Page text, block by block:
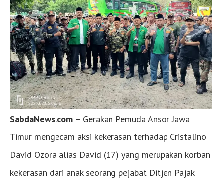
SabdaNews.com – Gerakan Pemuda Ansor Jawa
Timur mengecam aksi kekerasan terhadap Cristalino
David Ozora alias David (17) yang merupakan korban
kekerasan dari anak seorang pejabat Ditjen Pajak